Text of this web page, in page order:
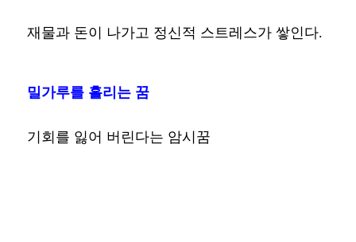
재물과 돈이 나가고 정신적 스트레스가 쌓인다.
밀가루를 흘리는 꿈
기회를 잃어 버린다는 암시꿈